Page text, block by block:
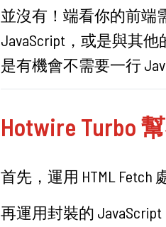
並沒有！端看你的前端
JavaScript，或是與其
是有機會不需要一行
Hotwire Turbo
首先，運用 HTML Fetch
再運用封裝的